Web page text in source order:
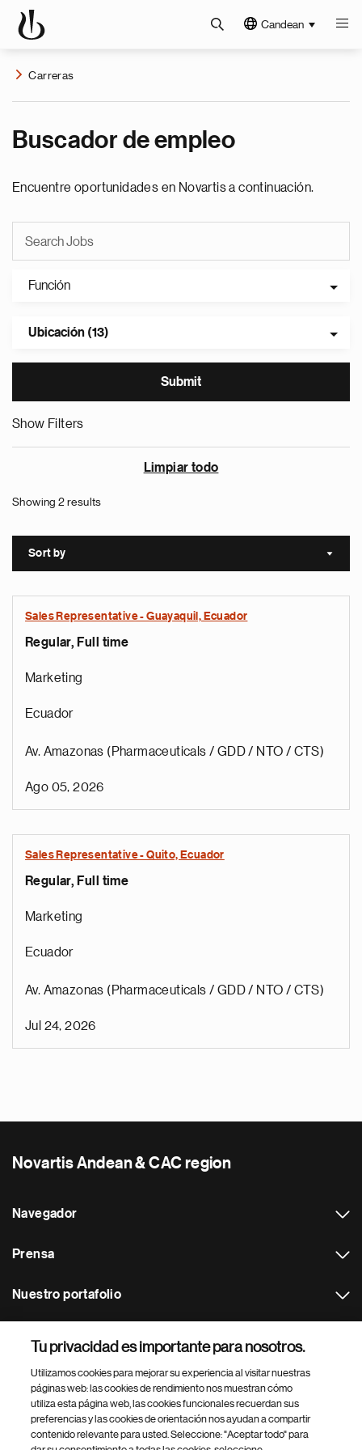
Candean
Carreras
Buscador de empleo
Encuentre oportunidades en Novartis a continuación.
Función
Ubicación (13)
Show Filters
Limpiar todo
Showing 2 results
Sort by Sort
Sales Representative - Guayaquil, Ecuador
Regular, Full time
Marketing
Ecuador
Av. Amazonas (Pharmaceuticals / GDD / NTO / CTS)
Ago 05, 2026
Sales Representative - Quito, Ecuador
Regular, Full time
Marketing
Ecuador
Av. Amazonas (Pharmaceuticals / GDD / NTO / CTS)
Jul 24, 2026
Novartis Andean & CAC region
Navegador
Prensa
Nuestro portafolio
Footer Site Search
Tu privacidad es importante para nosotros.
Utilizamos cookies para mejorar su experiencia al visitar nuestras
páginas web: las cookies de rendimiento nos muestran cómo
utiliza esta página web, las cookies funcionales recuerdan sus
preferencias y las cookies de orientación nos ayudan a compartir
contenido relevante para usted. Seleccione: "Aceptar todo" para